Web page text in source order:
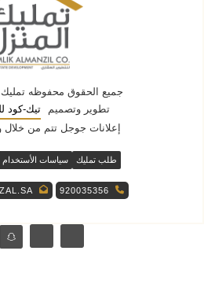
جميع الحقوق محفوظه
تطوير وتصميم
تيك-كود
إعلانات جوجل تتم من خلال
طلب تمليك سياسات الأستخدام
920035356